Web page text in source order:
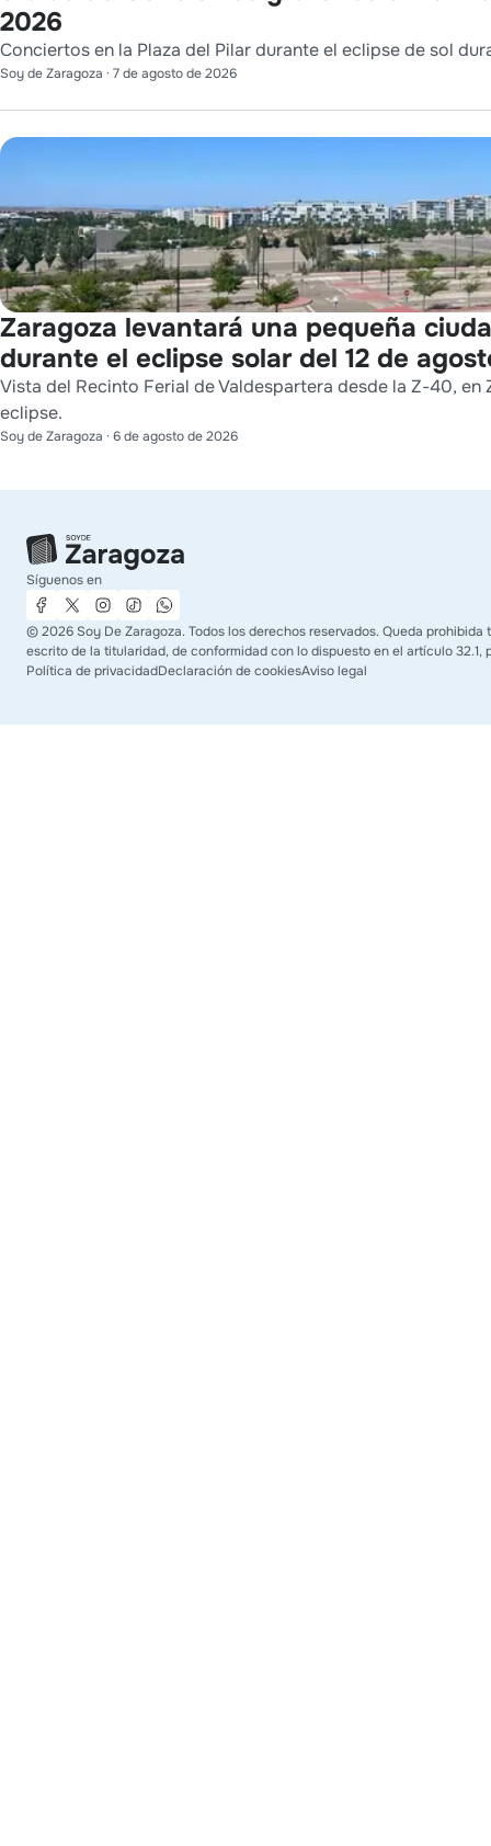
2026
Conciertos en la Plaza del Pilar durante el eclipse de sol
Soy de Zaragoza · 7 de agosto de 2026
Zaragoza levantará una pequeña
durante el eclipse solar del 12 de
Vista del Recinto Ferial de Valdespartera desde la Z-40,
eclipse.
Soy de Zaragoza · 6 de agosto de 2026
Síguenos en
©2026 Soy De Zaragoza. Todos los derechos reservados. Queda
escrito de la titularidad, de conformidad con lo dispuesto en el artículo
Política de privacidadDeclaración de cookiesAviso legal